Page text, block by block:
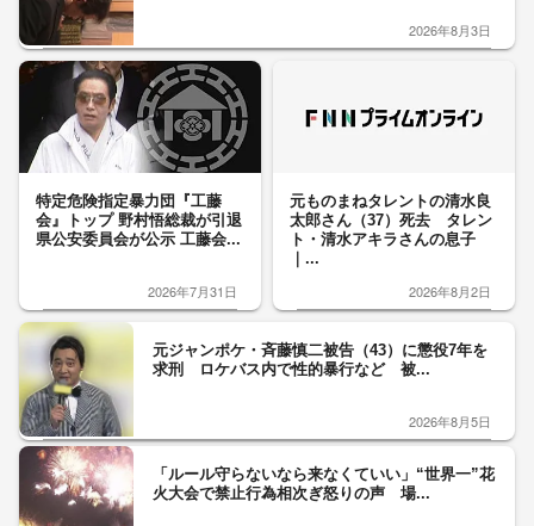
2026年8月3日
特定危険指定暴力団『工藤
会』トップ 野村悟総裁が引退
県公安委員会が公示 工藤会...
2026年7月31日
元ものまねタレントの清水良
太郎さん（37）死去 タレン
ト・清水アキラさんの息子
｜...
2026年8月2日
元ジャンポケ・斉藤慎二被告（43）に懲役7年を
求刑 ロケバス内で性的暴行など 被...
2026年8月5日
「ルール守らないなら来なくていい」“世界一”花
火大会で禁止行為相次ぎ怒りの声 場...